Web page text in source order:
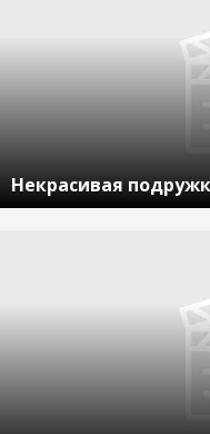
Некрасивая